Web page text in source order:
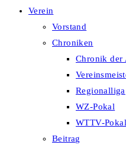
Verein
Vorstand
Chroniken
Chronik der
Regionalliga
WZ-Pokal
WTTV-Pokal
Beitrag